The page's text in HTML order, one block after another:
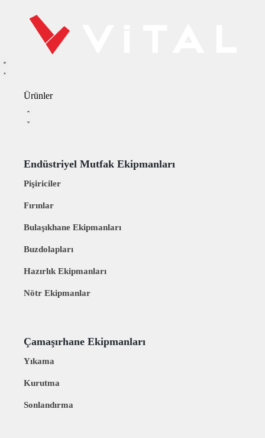
Ürünler
Endüstriyel Mutfak Ekipmanları
Pişiriciler
Fırınlar
Bulaşıkhane Ekipmanları
Buzdolapları
Hazırlık Ekipmanları
Nötr Ekipmanlar
Çamaşırhane Ekipmanları
Yıkama
Kurutma
Sonlandırma